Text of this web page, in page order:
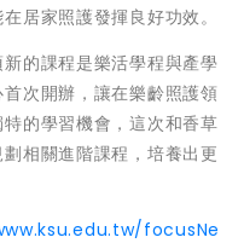
居家照護發揮良好功效。
的課程是樂活學程與產學
次開辦，讓在樂齡照護領
的學習機會，這次和香草
相關進階課程，培養出更
focusNe